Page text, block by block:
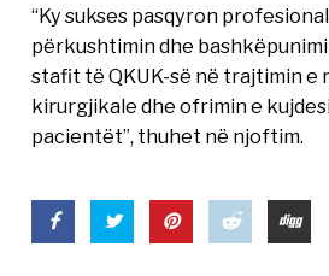
“Ky sukses pasqyron
përkushtimin dhe
stafit të QKUK-së në trajtimin e
kirurgjikale dhe ofrimin e
pacientët”, thuhet në njoftim.